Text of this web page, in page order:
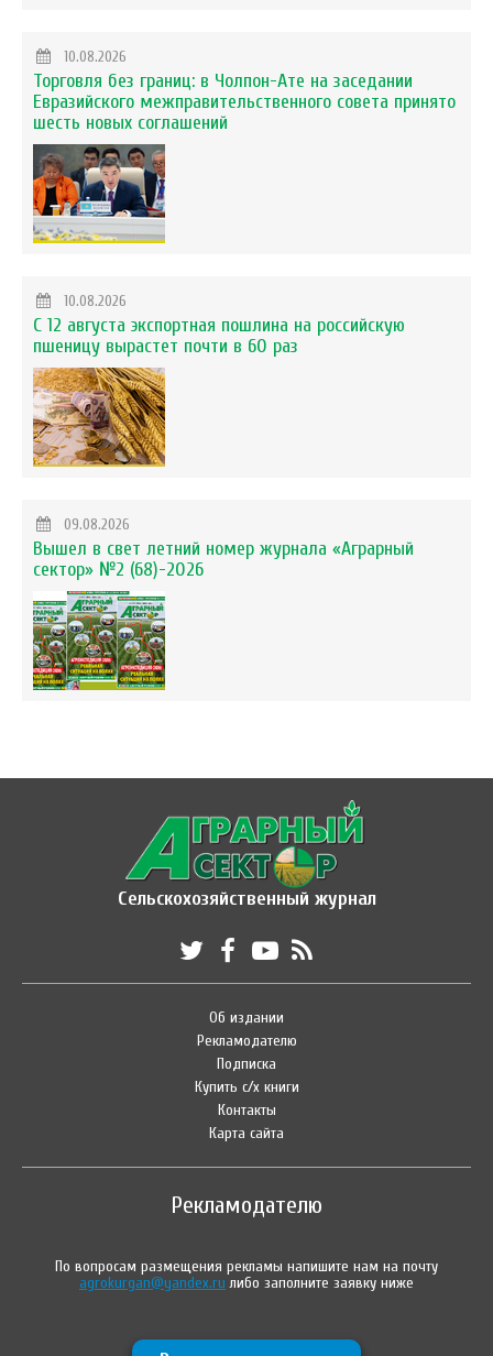
10.08.2026
Торговля без границ: в Чолпон-Ате на заседании
Евразийского межправительственного совета принято
шесть новых соглашений
10.08.2026
С 12 августа экспортная пошлина на российскую
пшеницу вырастет почти в 60 раз
09.08.2026
Вышел в свет летний номер журнала «Аграрный
сектор» №2 (68)-2026
Сельскохозяйственный журнал
Об издании
Рекламодателю
Подписка
Купить с/х книги
Контакты
Карта сайта
Рекламодателю
По вопросам размещения рекламы напишите нам на почту
agrokurgan@yandex.ru либо заполните заявку ниже